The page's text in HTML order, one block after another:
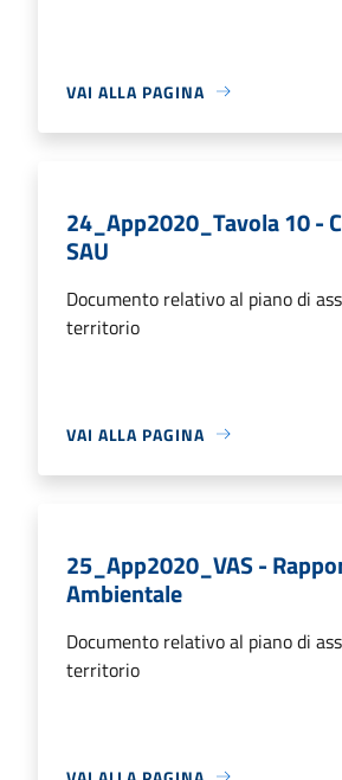
VAI ALLA PAGINA
24_App2020_Tavola 10 -
SAU
Documento relativo al piano di
territorio
VAI ALLA PAGINA
25_App2020_VAS -
Ambientale
Documento relativo al piano di
territorio